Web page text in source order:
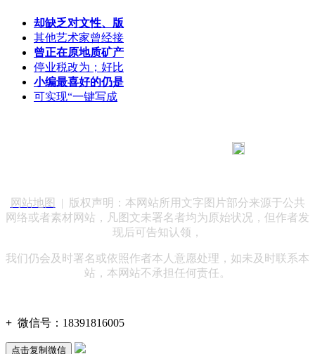
却缺乏对文性、版
其他艺术家曾经接
曾正在原地质矿产
停业税改为；好比
小编最喜好的仍是
可实现“一键写成
网站地图
| 版权声明：本网站所用文字图片部分来源于公共
网络或者素材网站，凡图文未署名者均为原始状况，但作者发
现后可告知认领，
我们仍会及时署名或依照作者本人意愿处理，如未及时联系本
站，本网站不承担任何责任。
+ 微信号： 18391816005
点击复制微信